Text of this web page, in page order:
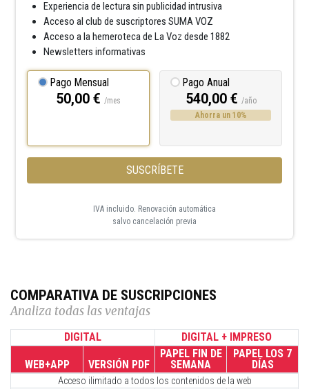
Experiencia de lectura sin publicidad intrusiva
Acceso al club de suscriptores SUMA VOZ
Acceso a la hemeroteca de La Voz desde 1882
Newsletters informativas
Pago Mensual
50,00 € /mes
Pago Anual
540,00 € /año
Ahorra un 10%
SUSCRÍBETE
IVA incluido. Renovación automática
salvo cancelación previa
COMPARATIVA DE SUSCRIPCIONES
Analiza todas las ventajas
DIGITAL DIGITAL + IMPRESO
WEB+APP VERSIÓN PDF
PAPEL FIN DE
SEMANA
PAPEL LOS 7
DÍAS
Acceso ilimitado a todos los contenidos de la web